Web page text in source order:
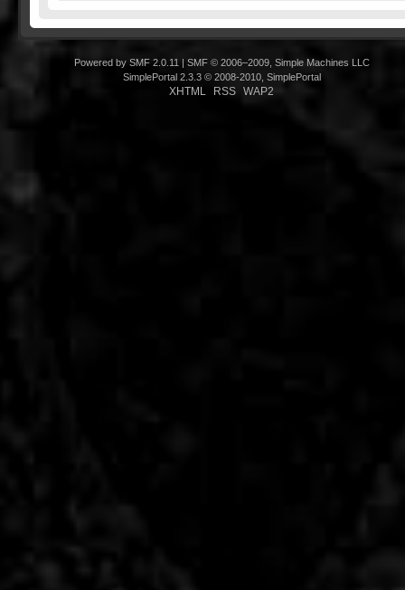
Powered by SMF 2.0.11
SMF © 2006–2009, Simple Machines LLC
SimplePortal 2.3.3 © 2008-2010, SimplePortal
XHTML RSS WAP2